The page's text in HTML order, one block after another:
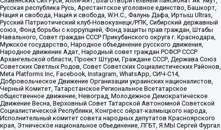
Русская республика Русь, Арестантское уголовное единство, Башкорт,
Нация и свобода, Нация и свобода, W.H.С., Фалунь Дафа, Иртыш Ultras,
Русский Патриотический клуб-Новокузнецк/РПК, Сибирский державный
союз, Фонд борьбы с коррупцией, Фонд защиты прав граждан, Штабы
Навального, Совет граждан СССР Прикубанского округа г. Краснодара,
Мужское государство, Народное объединение русского движения,
Народное движение Адат, Народный совет граждан РСФСР СССР
Архангельской области, Проект Штурм, Граждане СССР, Держава Союз
Советских Светлых Родов, Совет Советских Социалистических Районов,
Meta Platforms Inc, Facebook, Instagram, WhatsApp, СИЧ-С14,
Добровольческое Движение Организации украинских националистов,
Черный Комитет, Татарстанское Региональное Всетатарское
общественное движение, Невоград, Молодежное Демократическое
Движение Весна, Верховный Совет Татарской Автономной Советской
Социалистической Республики, Конгресс ойрат-калмыцкого народа,
Исполнительный комитет совета народных депутатов Красноярского
края, Этническое национальное объединение, ЛГБТ, Я.МЫ Сергей Фургал